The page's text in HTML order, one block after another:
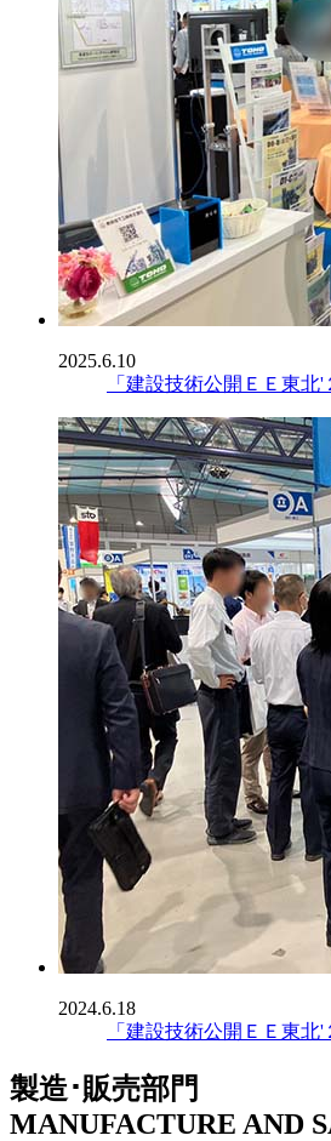
2025.6.10
「建設技術公開ＥＥ東
2024.6.18
「建設技術公開ＥＥ東
製造･販売部門
MANUFACTURE AND